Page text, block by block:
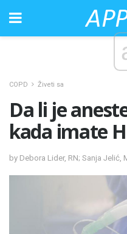
COPD Živeti sa
Da li je
kada imate
by Debora Lider, RN; Sanja Jelić,